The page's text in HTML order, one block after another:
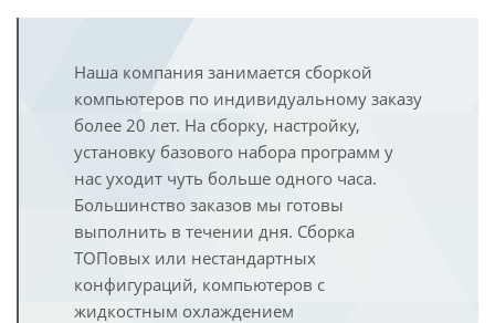
Наша компания занимается сборкой
компьютеров по индивидуальному заказу
более 20 лет. На сборку, настройку,
установку базового набора программ у
нас уходит чуть больше одного часа.
Большинство заказов мы готовы
выполнить в течении дня. Сборка
ТОПовых или нестандартных
конфигураций, компьютеров с
жидкостным охлаждением